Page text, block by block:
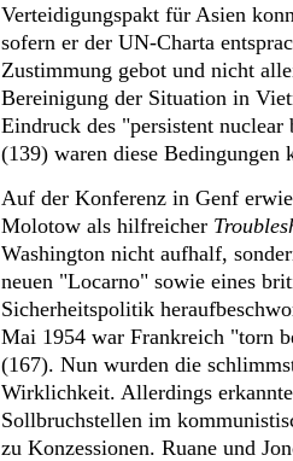
Verteidigungspakt für Asien
sofern er der UN-Charta
Zustimmung gebot und nicht
Bereinigung der Situation in
Eindruck des "persistent
(139) waren diese Bedingungen
Auf der Konferenz in Genf
Molotow als hilfreicher
Washington nicht aufhalf,
neuen "Locarno" sowie eines
Sicherheitspolitik
Mai 1954 war Frankreich "torn
(167). Nun wurden die
Wirklichkeit. Allerdings
Sollbruchstellen im
zu Konzessionen. Ruane und